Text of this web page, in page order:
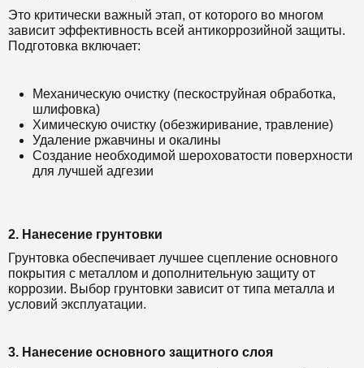
Это критически важный этап, от которого во многом
зависит эффективность всей антикоррозийной защиты.
Подготовка включает:
Механическую очистку (пескоструйная обработка,
шлифовка)
Химическую очистку (обезжиривание, травление)
Удаление ржавчины и окалины
Создание необходимой шероховатости поверхности
для лучшей адгезии
2. Нанесение грунтовки
Грунтовка обеспечивает лучшее сцепление основного
покрытия с металлом и дополнительную защиту от
коррозии. Выбор грунтовки зависит от типа металла и
условий эксплуатации.
3. Нанесение основного защитного слоя